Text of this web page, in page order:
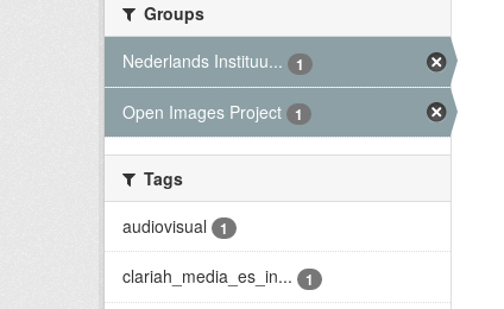
Groups
Nederlands Instituu...
1
Open Images Project 1
Tags
audiovisual
1
clariah_media_es_in... 1